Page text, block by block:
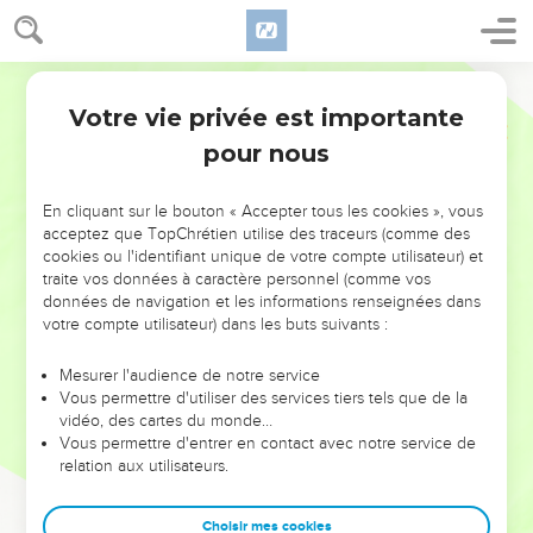
NE MANQUEZ PAS L’ÉVÉNEMENT
DE L’ANNÉE !
ET SI LEURS ERREURS POUVAIENT VOUS ÉVITER LES
VOTRES ?
leur foi ou leur vision. Mais on voit moins les doutes, les erreurs
et les saisons difficiles qu'ils ont traversés, alors même que ce
sont elles qui les ont façonnés.
Dans cette conférence, leaders, entrepreneurs, et responsables
clés pour avancer avec plus de sagesse afin que leurs erreurs
Votre vie privée est importante
pour nous
En cliquant sur le bouton « Accepter tous les cookies », vous
acceptez que TopChrétien utilise des traceurs (comme des
cookies ou l'identifiant unique de votre compte utilisateur) et
traite vos données à caractère personnel (comme vos
données de navigation et les informations renseignées dans
votre compte utilisateur) dans les buts suivants :
Mesurer l'audience de notre service
Vous permettre d'utiliser des services tiers tels que de la
vidéo, des cartes du monde…
Vous permettre d'entrer en contact avec notre service de
relation aux utilisateurs.
Choisir mes cookies